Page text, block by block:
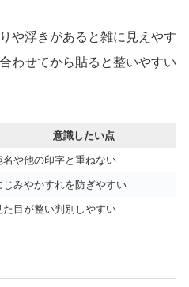
や浮きがあると雑に見えやす
わせてから貼ると整いやすい
意識したい点
名や他の印字と重ねない
じみやかすれを防ぎやすい
た目が整い判別しやすい